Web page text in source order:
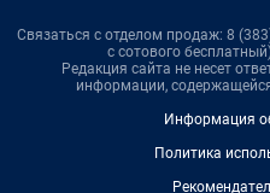
Связаться с отделом продаж: 8
с сотового
Редакция сайта не несет
информации,
Информация
Политика